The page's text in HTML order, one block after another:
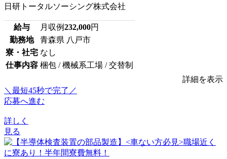
日研トータルソーシング株式会社
給与 月収例232,000円
勤務地
青森県 八戸市
寮・社宅 なし
仕事内容 梱包 / 機械系工場 / 交替制
詳細を表示
＼最短45秒で完了／
応募へ進む
詳しく
見る